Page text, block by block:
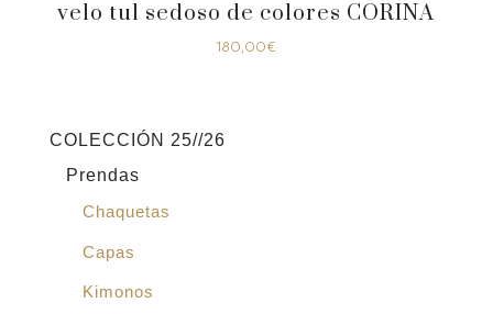
velo tul sedoso de colores CORINA
180,00€
COLECCIÓN 25//26
Prendas
Chaquetas
Capas
Kimonos